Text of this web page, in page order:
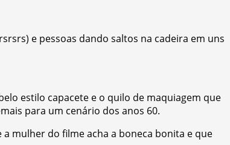
e pessoas dando saltos na cadeira em uns
estilo capacete e o quilo de maquiagem que
para um cenário dos anos 60.
mulher do filme acha a boneca bonita e que